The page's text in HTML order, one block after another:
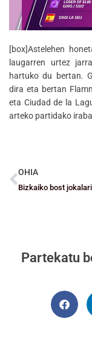
[box]Astelehen
laugarren urtez
hartuko du bertan.
dira eta bertan
eta Ciudad de la
arteko partidako
OHIA
Partekatu